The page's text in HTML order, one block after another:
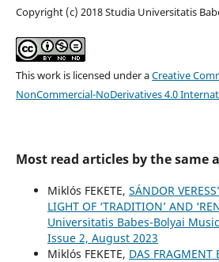
Copyright (c) 2018 Studia Universitatis
This work is licensed under aCreative
NonCommercial-NoDerivatives 4.0
Most read articles by the same
Miklós FEKETE, SÁNDOR
LIGHT OF ‘TRADITION’ AND
Universitatis Babes-Bolyai
Issue 2, August 2023
Miklós FEKETE, DAS FRAGMENT